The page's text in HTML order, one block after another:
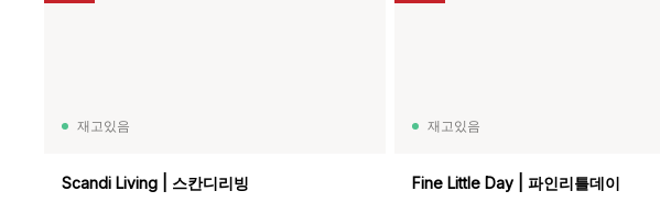
재고있음
Scandi Living | 스칸디리빙
재고있음
Fine Little Day | 파인리틀데이